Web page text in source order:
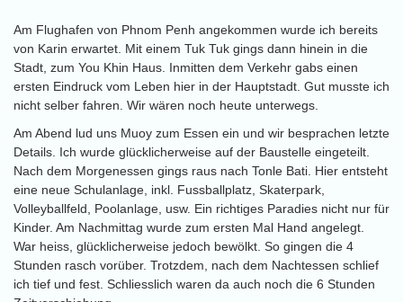
Am Flughafen von Phnom Penh angekommen wurde ich bereits
von Karin erwartet. Mit einem Tuk Tuk gings dann hinein in die
Stadt, zum You Khin Haus. Inmitten dem Verkehr gabs einen
ersten Eindruck vom Leben hier in der Hauptstadt. Gut musste ich
nicht selber fahren. Wir wären noch heute unterwegs.
Am Abend lud uns Muoy zum Essen ein und wir besprachen letzte
Details. Ich wurde glücklicherweise auf der Baustelle eingeteilt.
Nach dem Morgenessen gings raus nach Tonle Bati. Hier entsteht
eine neue Schulanlage, inkl. Fussballplatz, Skaterpark,
Volleyballfeld, Poolanlage, usw. Ein richtiges Paradies nicht nur für
Kinder. Am Nachmittag wurde zum ersten Mal Hand angelegt.
War heiss, glücklicherweise jedoch bewölkt. So gingen die 4
Stunden rasch vorüber. Trotzdem, nach dem Nachtessen schlief
ich tief und fest. Schliesslich waren da auch noch die 6 Stunden